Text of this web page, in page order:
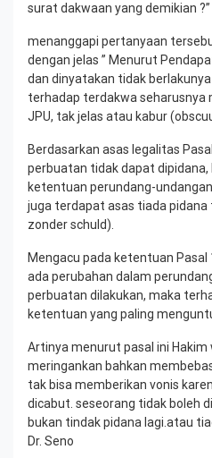
surat dakwaan yang demikian
menanggapi pertanyaan
dengan jelas ” Menurut
dan dinyatakan tidak
terhadap terdakwa seharusnya
JPU, tak jelas atau kabur
Berdasarkan asas legalitas
perbuatan tidak dapat dipidana,
ketentuan perundang-undangan
juga terdapat asas tiada
zonder schuld).
Mengacu pada ketentuan Pasal
ada perubahan dalam
perbuatan dilakukan, maka
ketentuan yang paling
Artinya menurut pasal ini
meringankan bahkan
tak bisa memberikan vonis
dicabut. seseorang tidak boleh
bukan tindak pidana lagi.atau
Dr. Seno